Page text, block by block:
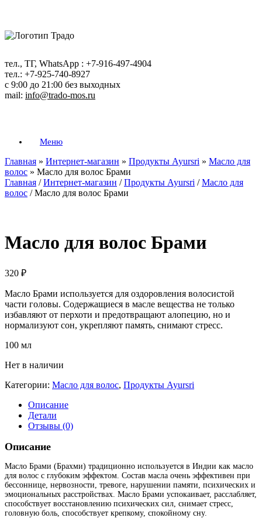
содержанию
тел., ТГ, WhatsApp : +7-916-497-4904
тел.: +7-925-740-8927
с 9:00 до 21:00 без выходных
mail: info@trado-mos.ru
Меню
Главная » Интернет-магазин » Продукты Ayursri » Масло для
волос » Масло для волос Брами
Главная /Интернет-магазин /Продукты Ayursri /Масло для
волос / Масло для волос Брами
Масло для волос Брами
320 ₽
Масло Брами используется для оздоровления волосистой
части головы. Содержащиеся в масле вещества не только
избавляют от перхоти и предотвращают алопецию, но и
нормализуют сон, укрепляют память, снимают стресс.
100 мл
Нет в наличии
Категории: Масло для волос, Продукты Ayursri
Описание
Детали
Отзывы (0)
Описание
Масло Брами (Брахми) традиционно используется в Индии как масло
для волос с глубоким эффектом. Состав масла очень эффективен при
бессоннице, нервозности, тревоге, нарушении памяти, психических и
эмоциональных расстройствах. Масло Брами успокаивает, расслабляет,
способствует восстановлению психических сил, снимает стресс,
головную боль, способствует крепкому, спокойному сну.